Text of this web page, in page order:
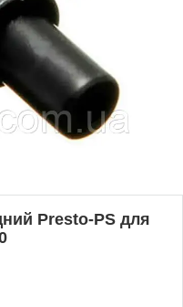
Presto-PS для